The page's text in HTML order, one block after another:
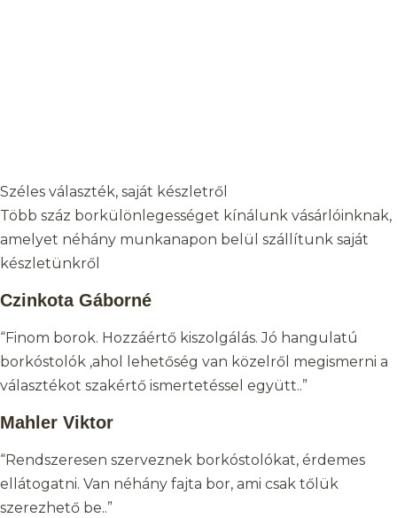
Széles választék, saját készletről
Több száz borkülönlegességet kínálunk vásárlóinknak,
amelyet néhány munkanapon belül szállítunk saját
készletünkről
Czinkota Gáborné
“Finom borok. Hozzáértő kiszolgálás. Jó hangulatú
borkóstolók ,ahol lehetőség van közelről megismerni a
választékot szakértő ismertetéssel együtt..”
Mahler Viktor
“Rendszeresen szerveznek borkóstolókat, érdemes
ellátogatni. Van néhány fajta bor, ami csak tőlük
szerezhető be..”